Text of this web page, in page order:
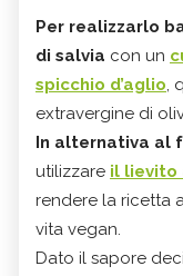
Per realizzarlo
di salvia con un
spicchio d’aglio,
extravergine di
In alternativa al
utilizzare il lievito
rendere la ricetta
vita vegan.
Dato il sapore